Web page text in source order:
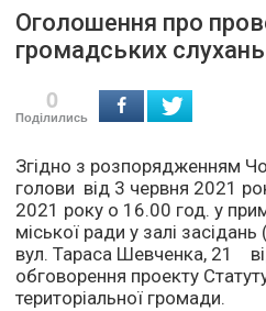
Оголошення про
громадських слухань
0
Поділились
Згідно з розпорядженням
голови від 3 червня 2021
2021 року о 16.00 год. у
міської ради у залі
вул. Тараса Шевченка, 21
обговорення проекту
територіальної громади.